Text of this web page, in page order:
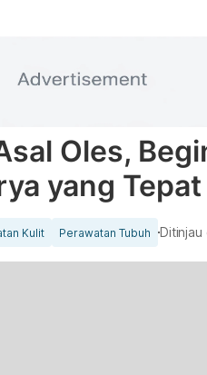
Oles,
yang Tepat
Kulit Perawatan Tubuh